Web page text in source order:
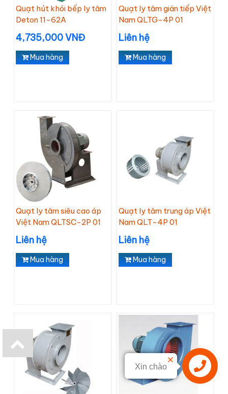
Quạt hút khói bếp ly tâm
Deton 11-62A
4,735,000 VNĐ
Mua hàng
Quạt ly tâm gián tiếp Việt
Nam QLTG-4P 01
Liên hệ
Mua hàng
Quạt ly tâm siêu cao áp
Việt Nam QLTSC-2P 01
Liên hệ
Mua hàng
Quạt ly tâm trung áp Việt
Nam QLT-4P 01
Liên hệ
Mua hàng
Xin chào